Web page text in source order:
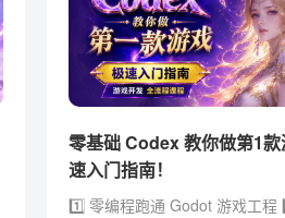
零基础 Codex 教你做第1
速入门指南！